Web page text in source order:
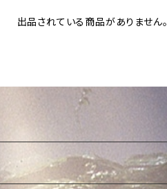
出品されている商品がありません。